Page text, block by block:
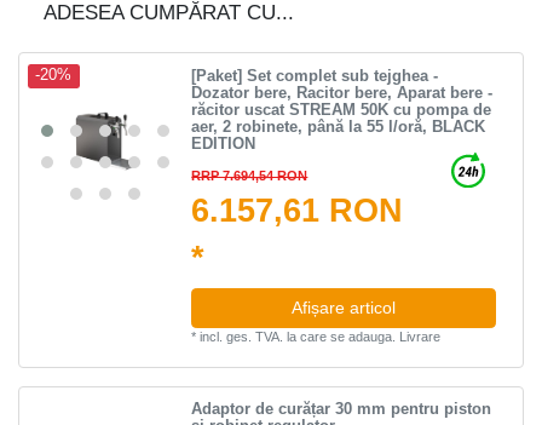
ADESEA CUMPĂRAT CU...
-20%
[Paket] Set complet sub tejghea -
Dozator bere, Racitor bere, Aparat bere -
răcitor uscat STREAM 50K cu pompa de
aer, 2 robinete, până la 55 l/oră, BLACK
EDITION
RRP 7.694,54 RON
6.157,61 RON
*
Afișare articol
*incl. ges. TVA. la care se adauga. Livrare
Adaptor de curățar 30 mm pentru piston